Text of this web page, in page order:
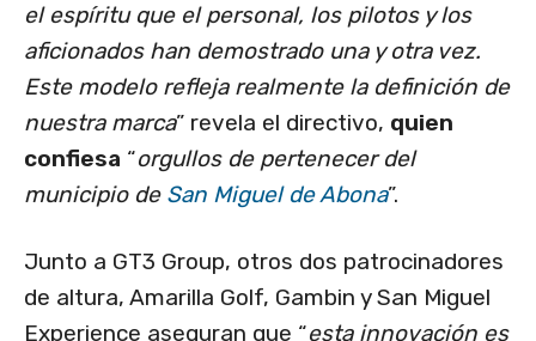
el espíritu que el personal, los pilotos y los
aficionados han demostrado una y otra vez.
Este modelo refleja realmente la definición de
nuestra marca” revela el directivo, quien
confiesa “orgullos de pertenecer del
municipio de San Miguel de Abona”.
Junto a GT3 Group, otros dos patrocinadores
de altura, Amarilla Golf, Gambin y San Miguel
Experience aseguran que “esta innovación es